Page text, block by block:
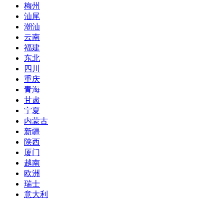
梅州
汕尾
潮汕
云南
福建
东北
四川
重庆
青海
甘肃
宁夏
内蒙古
新疆
陕西
厦门
越南
欧洲
瑞士
意大利